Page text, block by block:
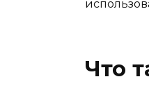
Что